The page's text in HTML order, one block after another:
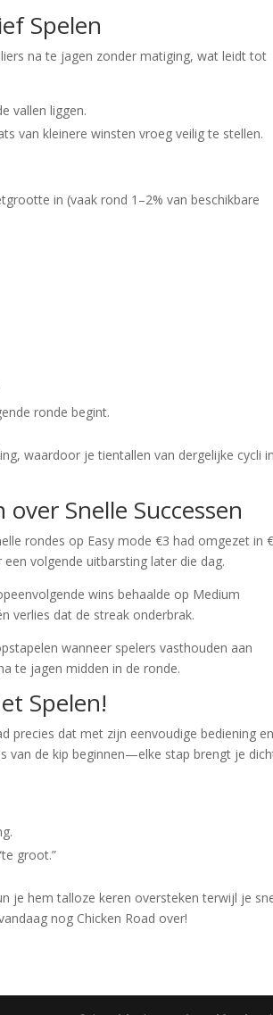
Spelen
na te jagen zonder matiging, wat leidt tot
vallen liggen.
van kleinere winsten vroeg veilig te stellen.
in (vaak rond 1–2% van beschikbare
ronde begint.
waardoor je tientallen van dergelijke cycli
Snelle Successen
rondes op Easy mode €3 had omgezet in
volgende uitbarsting later die dag.
wins behaalde op Medium
verlies dat de streak onderbrak.
wanneer spelers vasthouden aan
te jagen midden in de ronde.
Spelen!
precies dat met zijn eenvoudige bediening
van de kip beginnen—elke stap brengt je
groot.”
je hem talloze keren oversteken terwijl je
nog Chicken Road over!